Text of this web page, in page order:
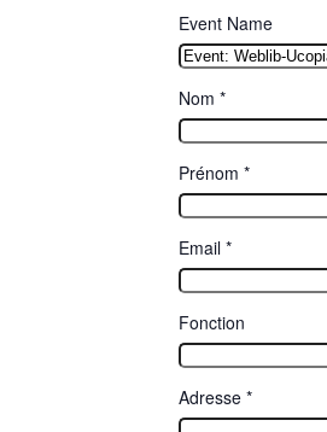
Event Name
Nom *
Prénom *
Email *
Fonction
Adresse *